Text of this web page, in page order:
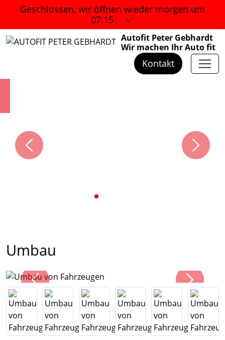
Geschlossen, wir öffnen wieder morgen um
07:15
Autofit Peter Gebhardt
Wir machen Ihr Auto fit
Kontakt
Umbau